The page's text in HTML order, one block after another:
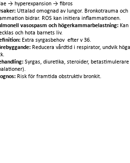
→ hyperexpansion → fibros
Uttalad omognad av lungor. Bronkotrauma och
bidrar. ROS kan initiera inflammationen.
vasospasm och högerkammarbelastning: Kan
och hota barnets liv.
Extra syrgasbehov efter v 36.
Reducera vårdtid i respirator, undvik höga
Syrgas, diuretika, steroider, betastimulerare
Risk för framtida obstruktiv bronkit.